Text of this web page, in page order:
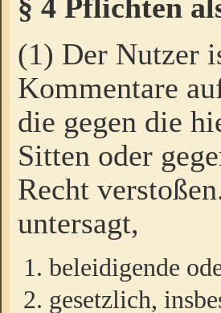
§ 4 Pflichten
(1) Der Nutzer
Kommentare
die gegen die
Sitten oder
Recht
untersagt,
beleidigende
gesetzlich,